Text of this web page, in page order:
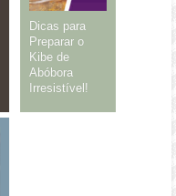
Dicas para
Preparar o
Kibe de
Abóbora
Irresistível!